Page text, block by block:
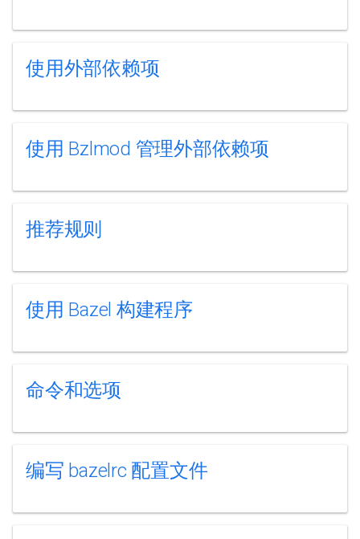
使用外部依赖项
使用 Bzlmod 管理外部依赖项
推荐规则
使用 Bazel 构建程序
命令和选项
编写 bazelrc 配置文件